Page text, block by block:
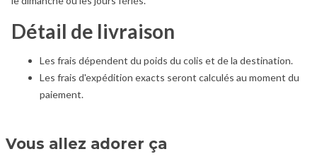
Détail de livraison
Les frais dépendent du poids du colis et de la destination.
Les frais d'expédition exacts seront calculés au moment du
paiement.
Vous allez adorer ça